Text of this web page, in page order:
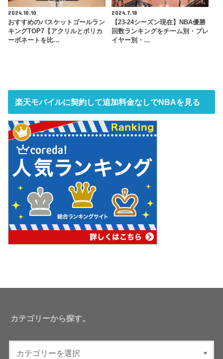
2024.10.10
おすすめのバスケットゴールラン
キングTOP7【アクリルとポリカ
ーボネートを比…
2024.7.18
【23-24シーズン現在】NBA優勝
回数ランキングをチーム別・プレ
イヤー別・…
楽天モバイルに契約して追加料金なしでNBAを見る
カテゴリーから探す。